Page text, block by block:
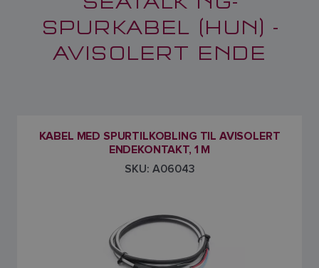
SPURKABEL (HUN) -
AVISOLERT ENDE
KABEL MED SPURTILKOBLING TIL AVISOLERT
ENDEKONTAKT, 1 M
SKU: A06043